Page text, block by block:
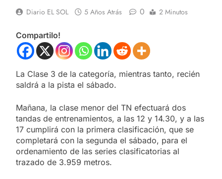
Diario EL SOL 5 Años Atrás 0 2 Minutos
Compartilo!
La Clase 3 de la categoría, mientras tanto, recién
saldrá a la pista el sábado.
Mañana, la clase menor del TN efectuará dos
tandas de entrenamientos, a las 12 y 14.30, y a las
17 cumplirá con la primera clasificación, que se
completará con la segunda el sábado, para el
ordenamiento de las series clasificatorias al
trazado de 3.959 metros.